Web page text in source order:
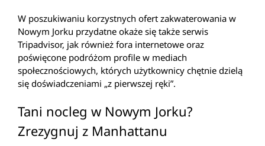
W poszukiwaniu korzystnych ofert zakwaterowania w
Nowym Jorku przydatne okaże się także serwis
Tripadvisor, jak również fora internetowe oraz
poświęcone podróżom profile w mediach
społecznościowych, których użytkownicy chętnie dzielą
się doświadczeniami „z pierwszej ręki”.
Tani nocleg w Nowym Jorku?
Zrezygnuj z Manhattanu